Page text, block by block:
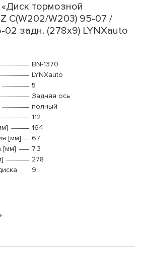
тормозной
C(W202/W203) 95-07 /
02 задн. (278x9) LYNXauto
BN-1370
LYNXauto
5
Задняя ось
полный
112
164
[мм]
67
[мм]
7.3
278
9